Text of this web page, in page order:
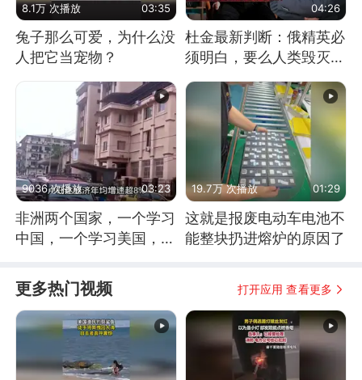
8.1万 次播放 03:35
兔子那么可爱，为什么没
人把它当宠物？
04:26
杜金最新判断：俄精英必
须明白，要么人类毁灭，
9036 次播放 03:23
非洲两个国家，一个学习
中国，一个学习美国，结
19.7万 次播放 01:29
这就是报废电动车电池不
能整块扔进熔炉的原因了
更多热门视频 打开应用 查看更多